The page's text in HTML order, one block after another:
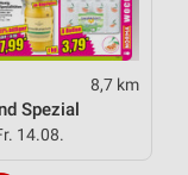
8,7 km
Spezial
14.08.